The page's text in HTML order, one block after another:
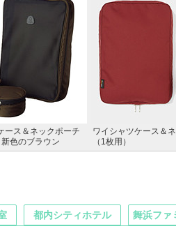
ース＆ネックポーチ
新色のブラウン
ワイシャツケース＆
（1枚用）
都内シティホテル 舞浜ファ